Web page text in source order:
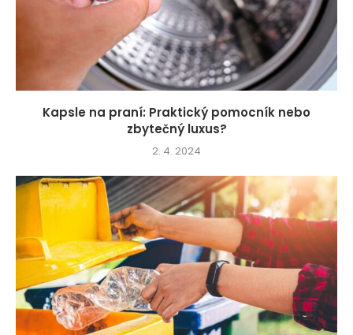
Kapsle na praní: Praktický pomocník nebo
zbytečný luxus?
2. 4. 2024